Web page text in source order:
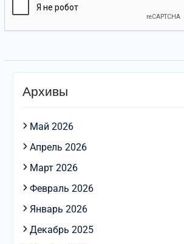
Архивы
Май 2026
Апрель 2026
Март 2026
Февраль 2026
Январь 2026
Декабрь 2025